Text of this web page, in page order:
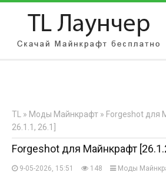
АВТОРИЗАЦИЯ НА САЙТЕ
TL » Моды Майнкрафт » Forgeshot для
26.1.1, 26.1]
Forgeshot для Майнкрафт
9-05-2026, 15:51 148 Моды